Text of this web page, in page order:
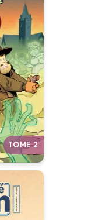
TOME 2
:
et
de
sortir la
!